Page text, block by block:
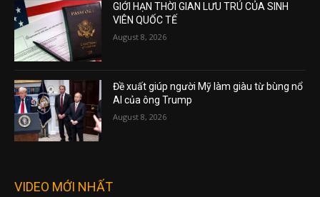
GIỚI HẠN THỜI GIAN LƯU TRÚ CỦA SINH
VIÊN QUỐC TẾ
August 8, 2026
Đề xuất giúp người Mỹ làm giàu từ bùng nổ
AI của ông Trump
August 8, 2026
VIDEO MỚI NHẤT